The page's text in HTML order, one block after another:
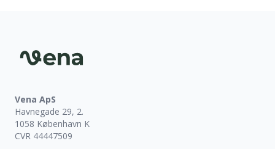
Vena ApS
Havnegade 29, 2.
1058 København K
CVR 44447509